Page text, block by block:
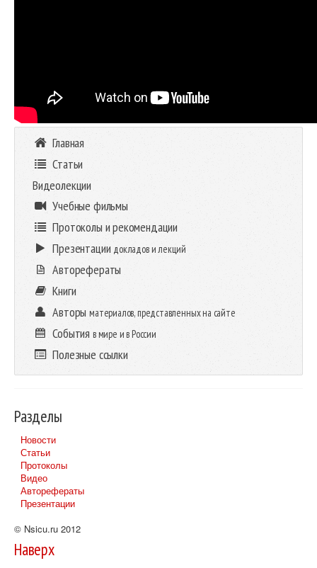
Главная
Статьи
Видеолекции
Учебные фильмы
Протоколы и рекомендации
Презентации докладов и лекций
Авторефераты
Книги
Авторыматериалов, представленных на сайте
События в мире и в России
Полезные ссылки
Разделы
Новости
Статьи
Протоколы
Видео
Авторефераты
Презентации
© Nsicu.ru 2012
Наверх